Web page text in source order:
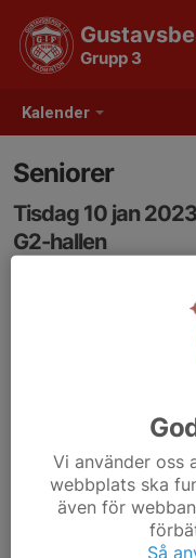
Kalender
Grupp 3
Seniorer
Tisdag 10 jan
G2-hallen
Vi använder oss
webbplats ska
även för
Så